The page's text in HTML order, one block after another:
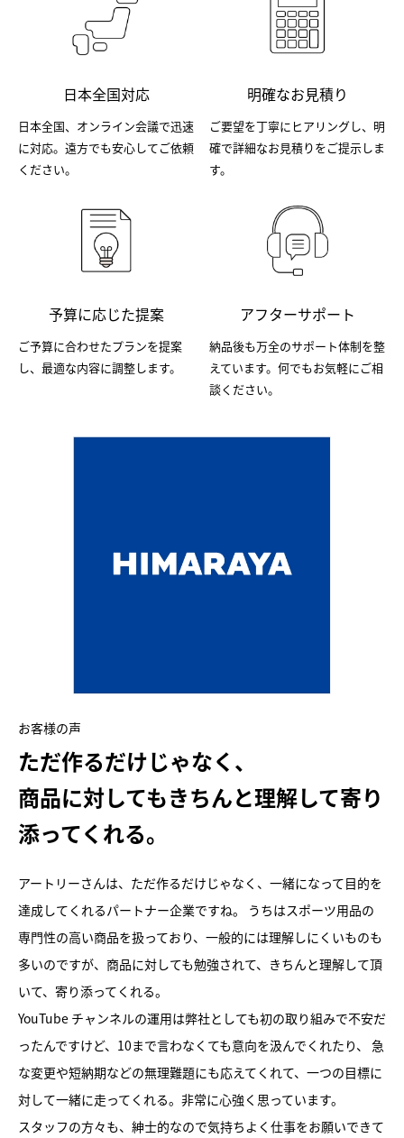
日本全国対応
日本全国、オンライン会議で迅速
に対応。遠方でも安心してご依頼
ください。
明確なお見積り
ご要望を丁寧にヒアリングし、明
確で詳細なお見積りをご提示しま
す。
予算に応じた提案
ご予算に合わせたプランを提案
し、最適な内容に調整します。
アフターサポート
納品後も万全のサポート体制を整
えています。何でもお気軽にご相
談ください。
お客様の声
ただ作るだけじゃなく、
商品に対してもきちんと理解して寄り
添ってくれる。
アートリーさんは、ただ作るだけじゃなく、一緒になって目的を
達成してくれるパートナー企業ですね。 うちはスポーツ用品の
専門性の高い商品を扱っており、一般的には理解しにくいものも
多いのですが、商品に対しても勉強されて、きちんと理解して頂
いて、寄り添ってくれる。
YouTube チャンネルの運用は弊社としても初の取り組みで不安だ
ったんですけど、10まで言わなくても意向を汲んでくれたり、 急
な変更や短納期などの無理難題にも応えてくれて、一つの目標に
対して一緒に走ってくれる。非常に心強く思っています。
スタッフの方々も、紳士的なので気持ちよく仕事をお願いできて